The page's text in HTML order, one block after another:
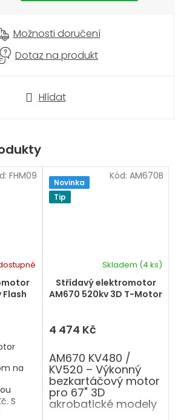
Hlídat
Možnosti doručení
Dotaz na produkt
Flash
na
S
FHM09
Novinka
Tip
Střídavý elektromotor
AM670 520kv 3D T-Motor
Skladem (4 ks)
4 474 Kč
AM670 KV480 /
KV520 – Výkonný
bezkartáčový motor
pro 67" 3D
akrobatické modely
Kód: AM670B